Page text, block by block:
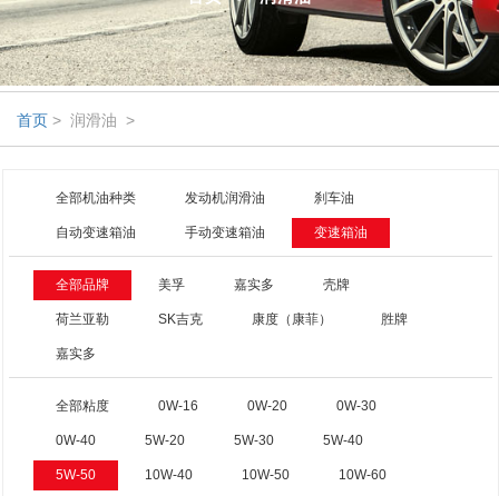
首页 > 润滑油 >
全部机油种类 发动机润滑油 刹车油
自动变速箱油 手动变速箱油 变速箱油
全部品牌 美孚 嘉实多 壳牌
荷兰亚勒 SK吉克 康度（康菲） 胜牌
嘉实多
全部粘度 0W-16 0W-20 0W-30
0W-40 5W-20 5W-30 5W-40
5W-50 10W-40 10W-50 10W-60